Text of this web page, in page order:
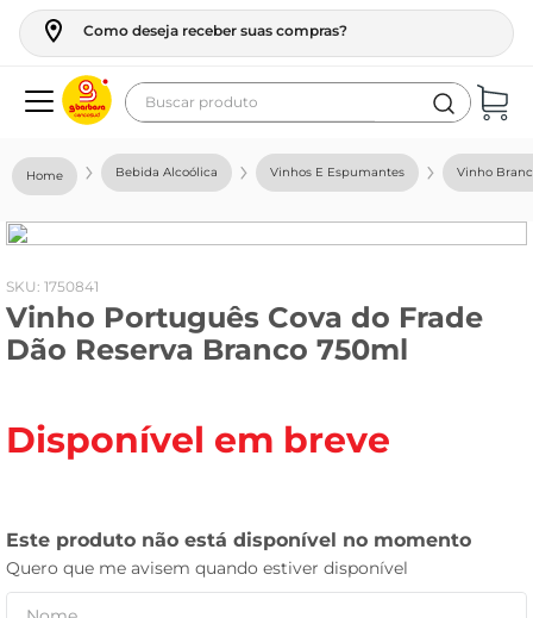
Como deseja receber suas compras?
Buscar produto
Bebida Alcoólica Vinhos E Espumantes Vinho
: 1750841
Vinho Português Cova do Frade
Dão Reserva Branco 750ml
Disponível em breve
geladeira
fogao
café
cerveja
leite
tv